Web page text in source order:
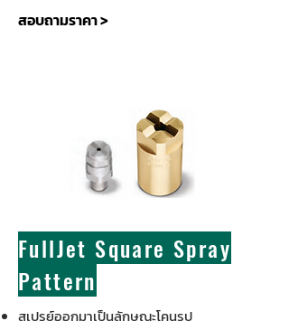
สอบถามราคา >
FullJet Square Spray
Pattern
สเปรย์ออกมาเป็นลักษณะโคนรูป